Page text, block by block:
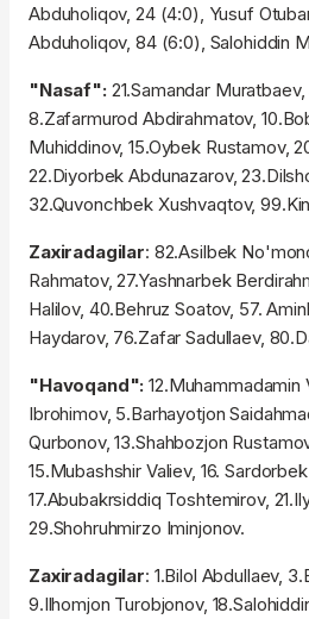
Abduholiqov, 24 (4:0), Yusuf
Abduholiqov, 84 (6:0), Salohiddin
"Nasaf": 21.Samandar
8.Zafarmurod Abdirahmatov,
Muhiddinov, 15.Oybek Rustamov,
22.Diyorbek Abdunazarov,
32.Quvonchbek Xushvaqtov,
Zaxiradagilar: 82.Asilbek
Rahmatov, 27.Yashnarbek
Halilov, 40.Behruz Soatov, 57.
Haydarov, 76.Zafar Sadullaev,
"Havoqand":12.Muhammadamin
Ibrohimov, 5.Barhayotjon
Qurbonov, 13.Shahbozjon
15.Mubashshir Valiev, 16.
17.Abubakrsiddiq Toshtemirov,
29.Shohruhmirzo Iminjonov.
Zaxiradagilar: 1.Bilol Abdullaev,
9.Ilhomjon Turobjonov,